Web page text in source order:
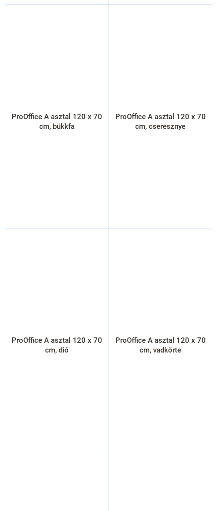
ProOffice A asztal 120 x 70
cm, bükkfa
ProOffice A asztal 120 x 70
cm, cseresznye
ProOffice A asztal 120 x 70
cm, dió
ProOffice A asztal 120 x 70
cm, vadkörte